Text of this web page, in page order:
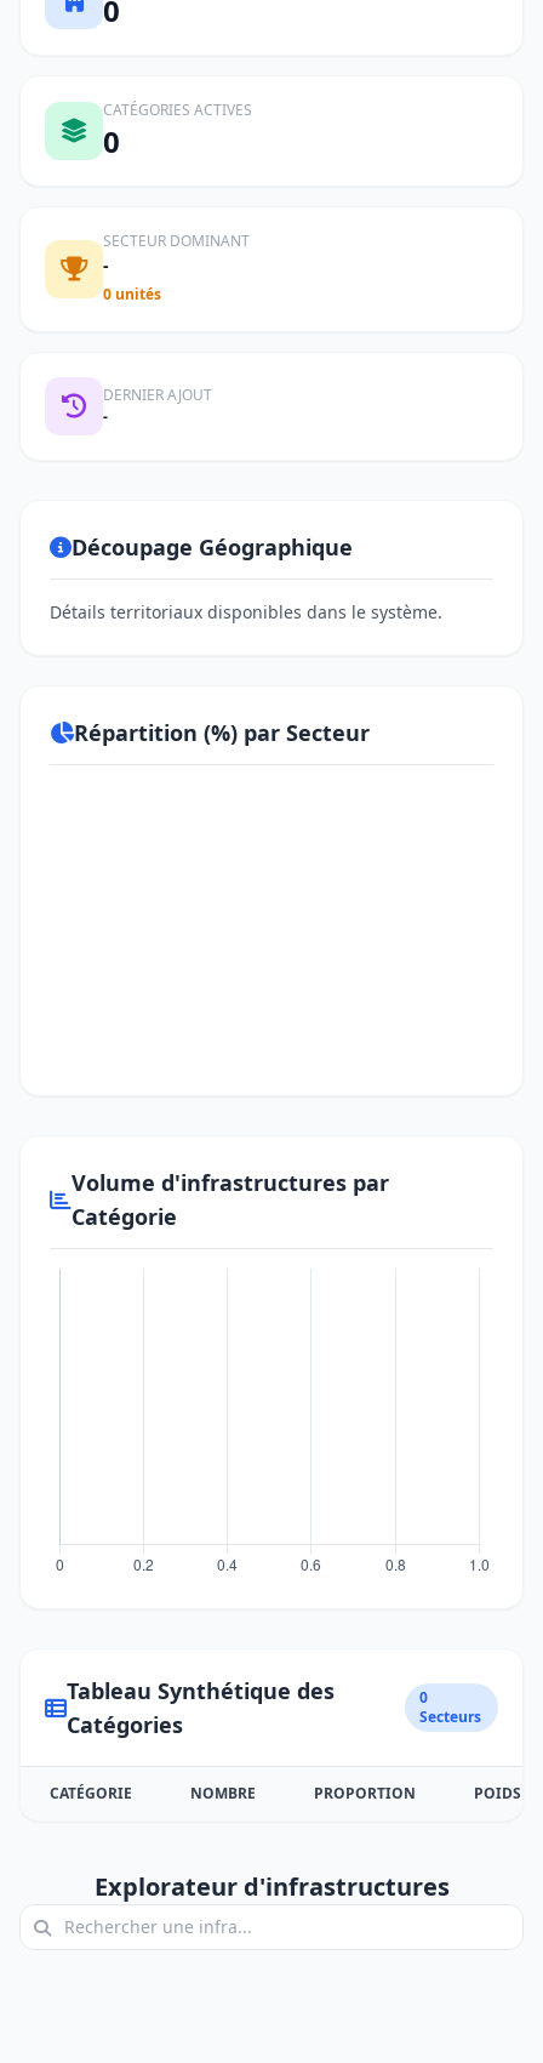
0
CATÉGORIES ACTIVES
0
SECTEUR DOMINANT
-
0 unités
DERNIER AJOUT
-
Découpage Géographique
Détails territoriaux disponibles dans le système.
Répartition (%) par Secteur
Volume d'infrastructures par
Catégorie
Tableau Synthétique des
Catégories
0
Secteurs
CATÉGORIE NOMBRE PROPORTION POIDS
Explorateur d'infrastructures